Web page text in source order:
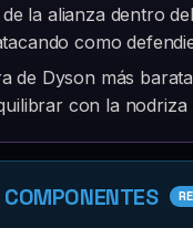
la alianza dentro
como
de Dyson más
con la nodriza